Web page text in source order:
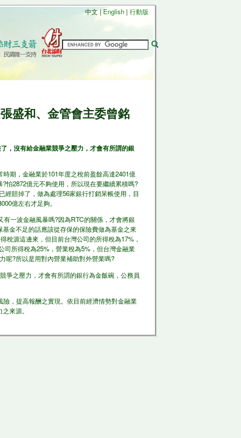
中文 |English| 行動版
盛和、金管會主委曾銘
，沒有給金融業競爭之壓力，才會有所謂的銀
期，金融業於101年度之稅前盈餘高達2401億
怕2872億元不夠使用，所以現在要繼續累積嗎?
賠掉了，做為處理56家銀行打銷呆帳使用，目
億左右才足夠。
一波金融風暴嗎?因為RTC的關係，才會將銀
金不足的話應該從存保的保險費做為基金之來
稅源這邊來，但目前台灣公司的所得稅為17%，
司所得稅為25%，營業稅為5%，但台灣金融業
呢?所以是用對內營業補助對外營業嗎?
爭之壓力，才會有所謂的銀行為金飯碗，公務員
，提高報酬之實現。依目前經濟情勢對金融業
來源。